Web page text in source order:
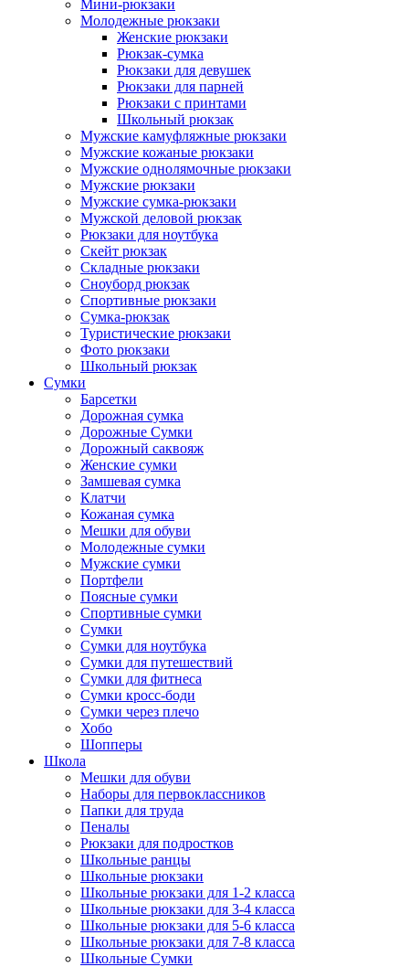
Мини-рюкзаки
Молодежные рюкзаки
Женские рюкзаки
Рюкзак-сумка
Рюкзаки для девушек
Рюкзаки для парней
Рюкзаки с принтами
Школьный рюкзак
Мужские камуфляжные рюкзаки
Мужские кожаные рюкзаки
Мужские однолямочные рюкзаки
Мужские рюкзаки
Мужские сумка-рюкзаки
Мужской деловой рюкзак
Рюкзаки для ноутбука
Скейт рюкзак
Складные рюкзаки
Сноуборд рюкзак
Спортивные рюкзаки
Сумка-рюкзак
Туристические рюкзаки
Фото рюкзаки
Школьный рюкзак
Сумки
Барсетки
Дорожная сумка
Дорожные Сумки
Дорожный саквояж
Женские сумки
Замшевая сумка
Клатчи
Кожаная сумка
Мешки для обуви
Молодежные сумки
Мужские сумки
Портфели
Поясные сумки
Спортивные сумки
Сумки
Сумки для ноутбука
Сумки для путешествий
Сумки для фитнеса
Сумки кросс-боди
Сумки через плечо
Хобо
Шопперы
Школа
Мешки для обуви
Наборы для первоклассников
Папки для труда
Пеналы
Рюкзаки для подростков
Школьные ранцы
Школьные рюкзаки
Школьные рюкзаки для 1-2 класса
Школьные рюкзаки для 3-4 класса
Школьные рюкзаки для 5-6 класса
Школьные рюкзаки для 7-8 класса
Школьные Сумки